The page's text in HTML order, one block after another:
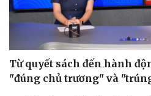
Từ quyết sách đến hành
"đúng chủ trương" và